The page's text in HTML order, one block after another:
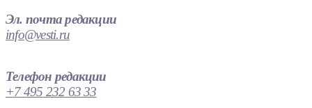
Эл. почта редакции
info@vesti.ru
Телефон редакции
+7 495 232 63 33